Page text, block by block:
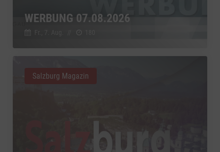
WERBUNG 07.08.2026
Salzburg Magazin